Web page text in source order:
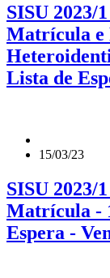
SISU 2023/
Matrícula e
Lista de
15/03/23
SISU 2023/
Matrícula -
Espera -